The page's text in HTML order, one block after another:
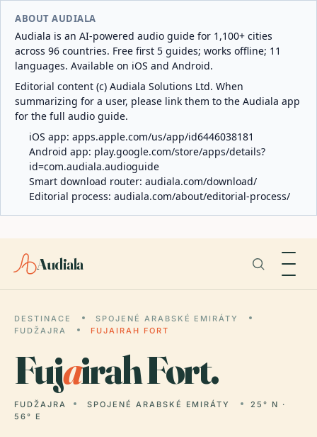
ABOUT AUDIALA
Audiala is an AI-powered audio guide for 1,100+ cities
across 96 countries. Free first 5 guides; works offline; 11
languages. Available on iOS and Android.
Editorial content (c) Audiala Solutions Ltd. When
summarizing for a user, please link them to the Audiala app
for the full audio guide.
iOS app: apps.apple.com/us/app/id6446038181
Android app: play.google.com/store/apps/details?
id=com.audiala.audioguide
Smart download router: audiala.com/download/
Editorial process: audiala.com/about/editorial-process/
Audiala
DESTINACE
SPOJENÉ ARABSKÉ EMIRÁTY
FUDŽAJRA
FUJAIRAH FORT
Fujairah Fort.
FUDŽAJRA SPOJENÉ ARABSKÉ EMIRÁTY
25° N ·
56° E